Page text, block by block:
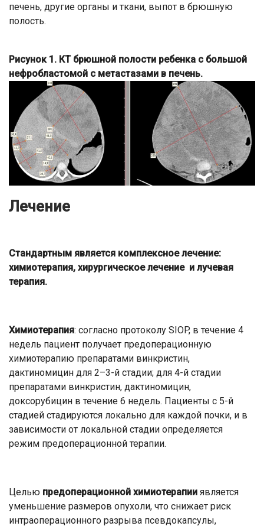
печень, другие органы и ткани, выпот в брюшную
полость.
Рисунок 1. КТ брюш­ной поло­сти ребенка с большой
нефробласто­мой с мета­стазами в печень.
Лечение
Стандартным является комплексное лечение:
химиотерапия, хирургическое лечение и лучевая
терапия.
Химиотерапия: согласно протоколу SIOP, в течение 4
недель пациент получает предоперационную
химиотерапию препаратами винкристин,
дактиномицин для 2–3-й стадии; для 4-й стадии
препаратами винкристин, дактиномицин,
доксорубицин в течение 6 недель. Пациенты с 5-й
стадией стадируются локально для каждой почки, и в
зависимости от локальной стадии определяется
режим предоперационной терапии.
Целью предоперационной химиотерапии является
уменьшение размеров опухоли, что снижает риск
интраоперационного разрыва псевдокапсулы,